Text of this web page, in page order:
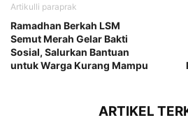
Artikulli paraprak
Ramadhan Berkah LSM
Semut Merah Gelar Bakti
Sosial, Salurkan Bantuan
untuk Warga Kurang Mampu
ARTIKEL